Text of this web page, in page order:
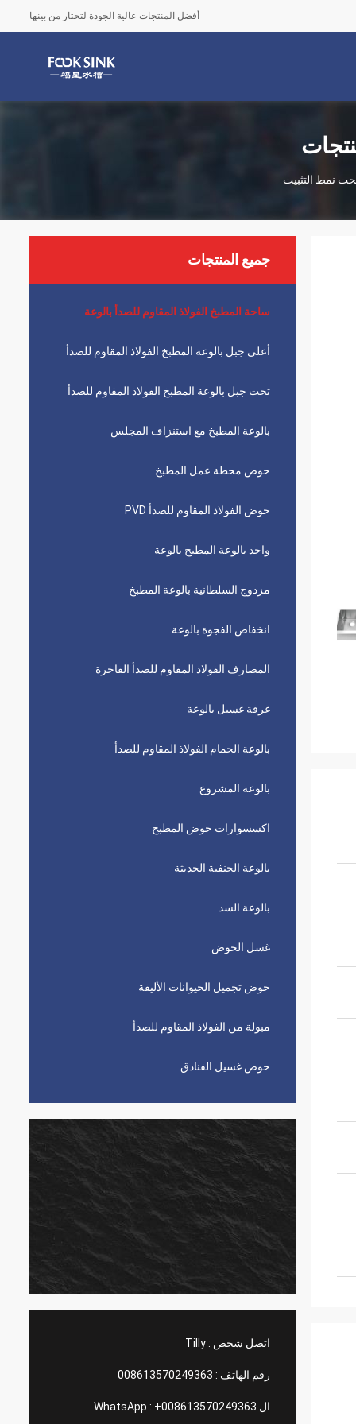
أفضل المنتجات عالية الجودة لتختار من بينها
جميع المنتجات
ساحة المطبخ الفولاذ المقاوم للصدأ بالوعة
أعلى جبل بالوعة المطبخ الفولاذ المقاوم للصدأ
تحت جبل بالوعة المطبخ الفولاذ المقاوم للصدأ
بالوعة المطبخ مع استنزاف المجلس
حوض محطة عمل المطبخ
حوض الفولاذ المقاوم للصدأ PVD
واحد بالوعة المطبخ بالوعة
مزدوج السلطانية بالوعة المطبخ
انخفاض الفجوة بالوعة
المصارف الفولاذ المقاوم للصدأ الفاخرة
غرفة غسيل بالوعة
بالوعة الحمام الفولاذ المقاوم للصدأ
بالوعة المشروع
اكسسوارات حوض المطبخ
بالوعة الحنفية الحديثة
بالوعة السد
غسل الحوض
حوض تجميل الحيوانات الأليفة
مبولة من الفولاذ المقاوم للصدأ
حوض غسيل الفنادق
اتصل شخص :Tilly
رقم الهاتف : 008613570249363
ال WhatsApp : +008613570249363